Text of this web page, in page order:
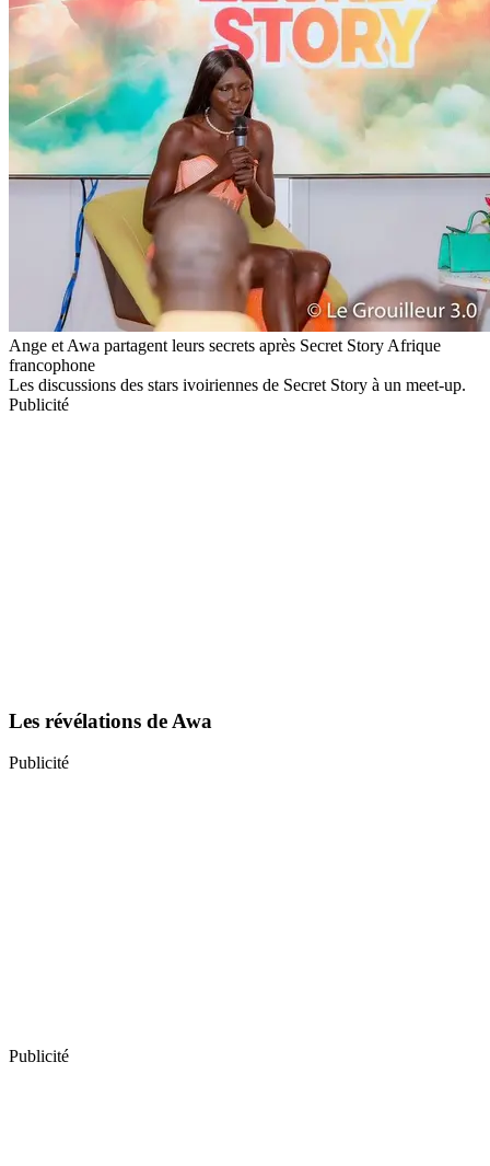
Ange et Awa partagent leurs secrets après Secret Story Afrique
francophone
Les discussions des stars ivoiriennes de Secret Story à un meet-up.
Publicité
Les révélations de Awa
Publicité
Publicité